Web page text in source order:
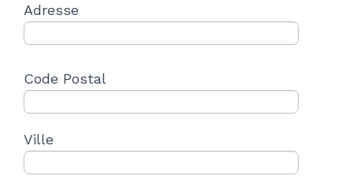
Adresse
Code Postal
Ville